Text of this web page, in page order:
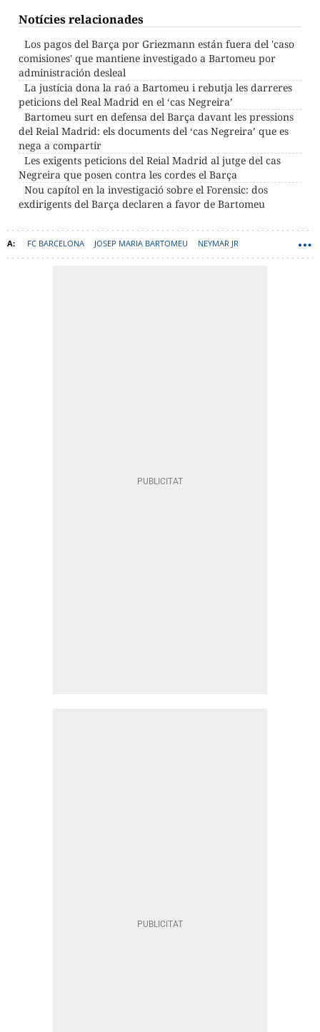
Notícies relacionades
Los pagos del Barça por Griezmann están fuera del 'caso
comisiones' que mantiene investigado a Bartomeu por
administración desleal
La justícia dona la raó a Bartomeu i rebutja les darreres
peticions del Real Madrid en el ‘cas Negreira’
Bartomeu surt en defensa del Barça davant les pressions
del Reial Madrid: els documents del ‘cas Negreira’ que es
nega a compartir
Les exigents peticions del Reial Madrid al jutge del cas
Negreira que posen contra les cordes el Barça
Nou capítol en la investigació sobre el Forensic: dos
exdirigents del Barça declaren a favor de Bartomeu
FC BARCELONA JOSEP MARIA BARTOMEU NEYMAR JR